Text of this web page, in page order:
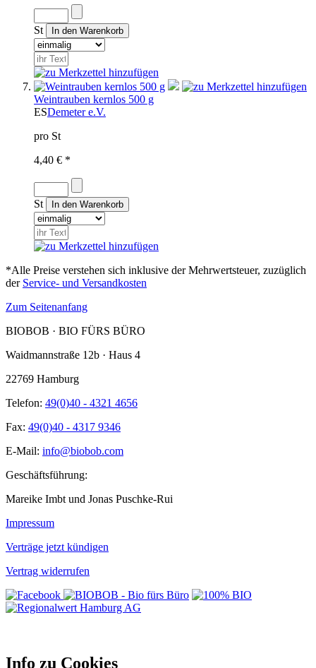
St
Weintrauben kernlos 500 g
ESDemeter e.V.
pro St
4,40 € *
St
*Alle Preise verstehen sich inklusive der Mehrwertsteuer, zuzüglich
der Service- und Versandkosten
Zum Seitenanfang
BIOBOB · BIO FÜRS BÜRO
Waidmannstraße 12b · Haus 4
22769 Hamburg
Telefon: 49(0)40 - 4321 4656
Fax: 49(0)40 - 4317 9346
E-Mail: info@biobob.com
Geschäftsführung:
Mareike Imbt und Jonas Puschke-Rui
Impressum
Verträge jetzt kündigen
Vertrag widerrufen
Info zu Cookies